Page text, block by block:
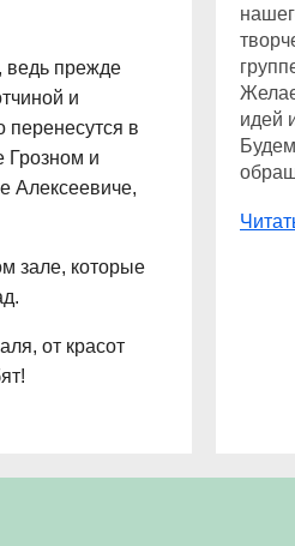
ведь прежде
и
в
Грозном и
Алексеевиче,
зале, которые
от красот
идей